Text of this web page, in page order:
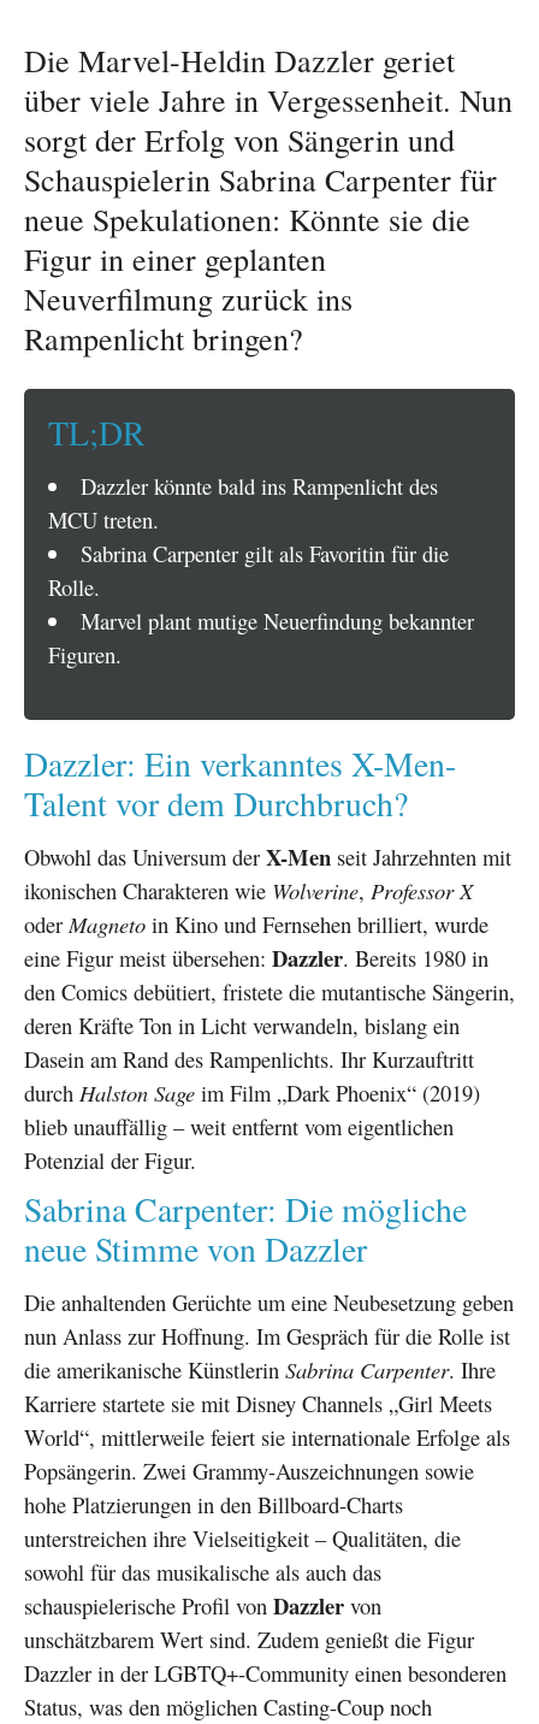
Die Marvel-Heldin Dazzler geriet
über viele Jahre in Vergessenheit. Nun
sorgt der Erfolg von Sängerin und
Schauspielerin Sabrina Carpenter für
neue Spekulationen: Könnte sie die
Figur in einer geplanten
Neuverfilmung zurück ins
Rampenlicht bringen?
TL;DR
Dazzler könnte bald ins Rampenlicht des
MCU treten.
Sabrina Carpenter gilt als Favoritin für die
Rolle.
Marvel plant mutige Neuerfindung bekannter
Figuren.
Dazzler: Ein verkanntes X-Men-
Talent vor dem Durchbruch?
Obwohl das Universum der X-Men seit Jahrzehnten mit
ikonischen Charakteren wie Wolverine, Professor X
oderMagneto in Kino und Fernsehen brilliert, wurde
eine Figur meist übersehen: Dazzler. Bereits 1980 in
den Comics debütiert, fristete die mutantische Sängerin,
deren Kräfte Ton in Licht verwandeln, bislang ein
Dasein am Rand des Rampenlichts. Ihr Kurzauftritt
durch Halston Sage im Film „Dark Phoenix“ (2019)
blieb unauffällig – weit entfernt vom eigentlichen
Potenzial der Figur.
Sabrina Carpenter: Die mögliche
neue Stimme von Dazzler
Die anhaltenden Gerüchte um eine Neubesetzung geben
nun Anlass zur Hoffnung. Im Gespräch für die Rolle ist
die amerikanische Künstlerin Sabrina Carpenter. Ihre
Karriere startete sie mit Disney Channels „Girl Meets
World“, mittlerweile feiert sie internationale Erfolge als
Popsängerin. Zwei Grammy-Auszeichnungen sowie
hohe Platzierungen in den Billboard-Charts
unterstreichen ihre Vielseitigkeit – Qualitäten, die
sowohl für das musikalische als auch das
schauspielerische Profil von Dazzler von
unschätzbarem Wert sind. Zudem genießt die Figur
Dazzler in der LGBTQ+-Community einen besonderen
Status, was den möglichen Casting-Coup noch